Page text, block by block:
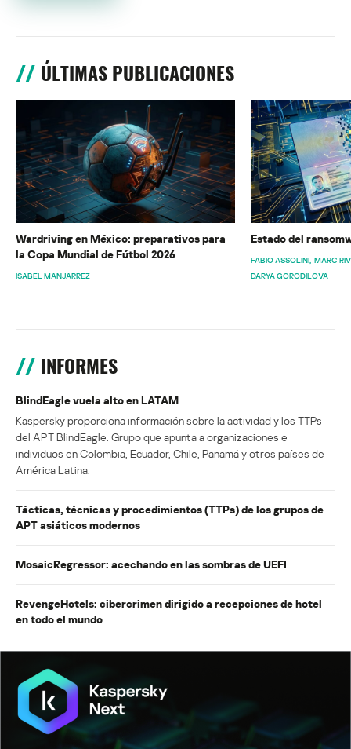
ÚLTIMAS PUBLICACIONES
Wardriving en México: preparativos para
la Copa Mundial de Fútbol 2026
ISABEL MANJARREZ
Estado del
FABIO ASSOLINI MARC
DARYA GORODILOVA
INFORMES
BlindEagle vuela alto en LATAM
Kaspersky proporciona información sobre la actividad y los TTPs
del APT BlindEagle. Grupo que apunta a organizaciones e
individuos en Colombia, Ecuador, Chile, Panamá y otros países de
América Latina.
Tácticas, técnicas y procedimientos (TTPs) de los grupos de
APT asiáticos modernos
MosaicRegressor: acechando en las sombras de UEFI
RevengeHotels: cibercrimen dirigido a recepciones de hotel
en todo el mundo